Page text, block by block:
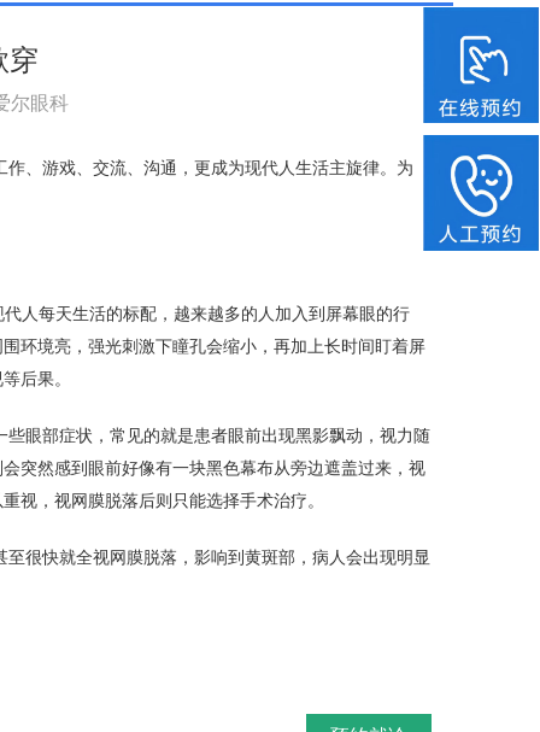
穿
尔眼科
、游戏、交流、沟通，更成为现代人生活主旋律。为
人每天生活的标配，越来越多的人加入到屏幕眼的行
环境亮，强光刺激下瞳孔会缩小，再加上长时间盯着屏
后果。
眼部症状，常见的就是患者眼前出现黑影飘动，视力随
突然感到眼前好像有一块黑色幕布从旁边遮盖过来，视
视，视网膜脱落后则只能选择手术治疗。
很快就全视网膜脱落，影响到黄斑部，病人会出现明显